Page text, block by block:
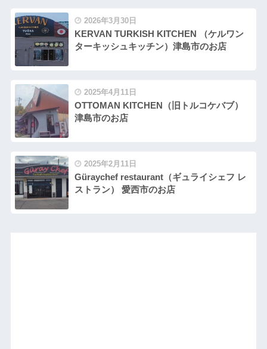
2026年3月30日
KERVAN TURKISH KITCHEN （ケルワン
ターキッシュキッチン）津島市のお店
2025年4月11日
OTTOMAN KITCHEN（旧トルコケバブ）
津島市のお店
2025年2月11日
Güraychef restaurant（ギュライシェフ レ
ストラン） 愛西市のお店